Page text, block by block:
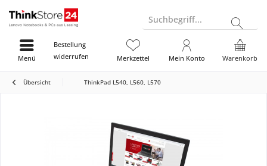
Suchbegriff...
Bestellung
widerrufen
Warenkorb
Merkzettel Mein Konto
Menü
Übersicht ThinkPad L540, L560, L570